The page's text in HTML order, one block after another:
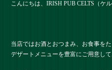
こんにちは、IRISH PUB CELTS（ケ
当店ではお酒とおつまみ、お食事を
デザートメニューを豊富にご用意して